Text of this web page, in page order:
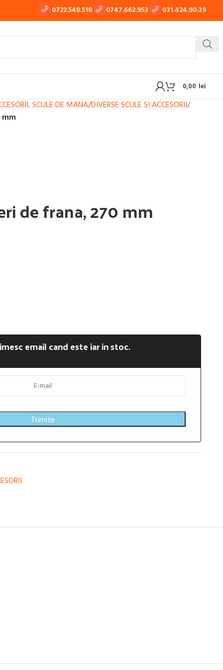
0722.548.518 0747.662.953 031.424.90.39
WIG
0,00 lei
SCULE DE MANA/DIVERSE SCULE SI ACCESORII/
de frana, 270 mm
email cand este iar in stoc.
Trimite